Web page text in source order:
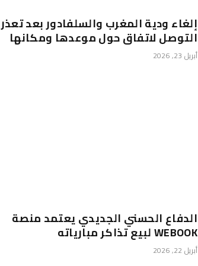
إلغاء ودية المغرب والسلفادور بعد تعذر
التوصل لاتفاق حول موعدها ومكانها
أبريل 23, 2026
الدفاع الحسني الجديدي يعتمد منصة
WEBOOK لبيع تذاكر مبارياته
أبريل 22, 2026